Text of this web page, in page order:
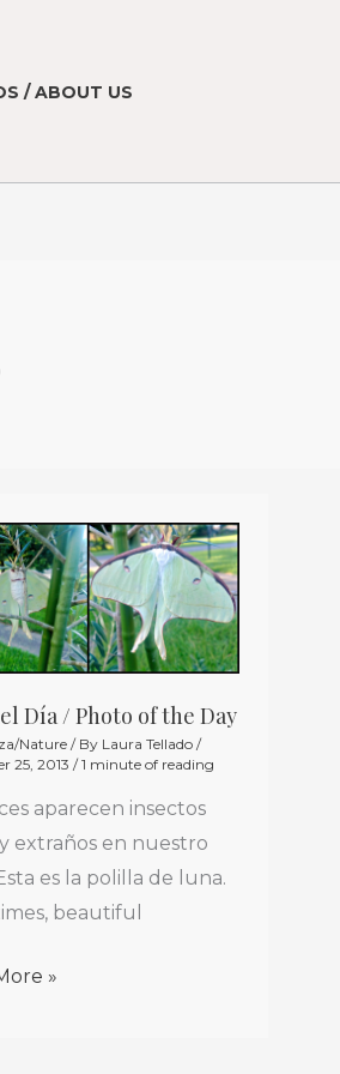
/ ABOUT US
Día / Photo of the Day
Nature/ By Laura Tellado /
25, 2013 /1 minute of reading
aparecen insectos
y extraños en nuestro
es la polilla de luna.
beautiful
»